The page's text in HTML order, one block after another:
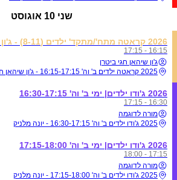
שני 10 אוגוסט
16:15 - 17:15
ג'ון שיהאן חגי ביטרן
2025 קראטה ילדים ב' וה' 16:15-17:15 - ג'ון שיהאן חגי
2026 ג'ודו ילדים| ימי ב' וה' 16:30-17:15
16:30 - 17:15
מורה לדוגמה
2025 ג'ודו ילדים ב' וה' 16:30-17:15 - יונה מלניק
2026 ג'ודו ילדים| ימי ב' וה' 17:15-18:00
17:15 - 18:00
מורה לדוגמה
2025 ג'ודו ילדים ב' וה' 17:15-18:00 - יונה מלניק